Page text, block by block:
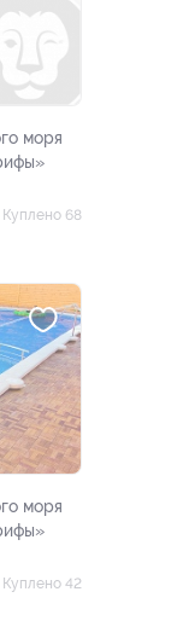
моря
Куплено 68
моря
Куплено 42